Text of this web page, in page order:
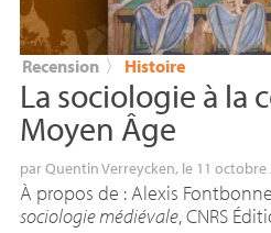
Recension 〉 Histoire
La sociologie à la
Moyen Âge
parQuentin Verreycken, le 11 octobre
À propos de : Alexis
sociologie médiévale,CNRS